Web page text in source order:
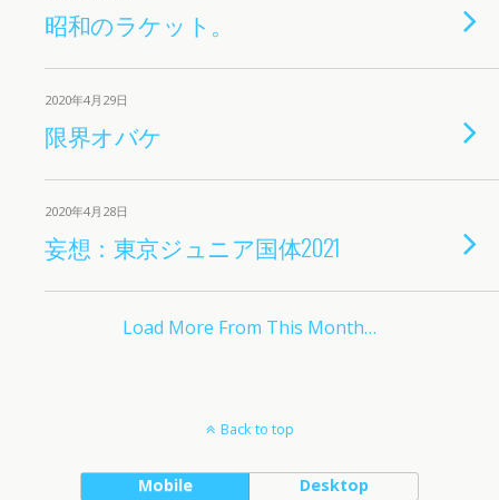
昭和のラケット。
2020年4月29日
限界オバケ
2020年4月28日
妄想：東京ジュニア国体2021
Load More From This Month…
Back to top
Mobile Desktop